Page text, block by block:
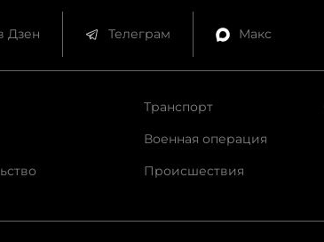
Дзен Телеграм Макс
Транспорт
Военная операция
Происшествия